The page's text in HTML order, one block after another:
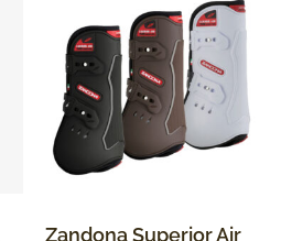
Zandona Superior Air